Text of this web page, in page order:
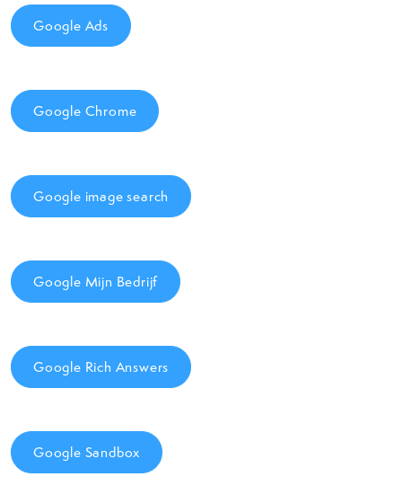
Google Ads
Google Chrome
Google image search
Google Mijn Bedrijf
Google Rich Answers
Google Sandbox